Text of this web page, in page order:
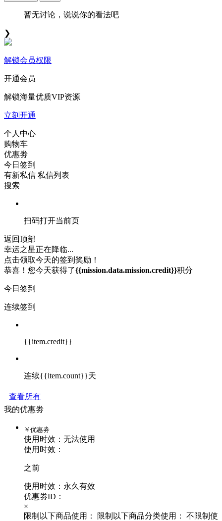
暂无讨论，说说你的看法吧
❯
解锁会员权限
开通会员
解锁海量优质VIP资源
立刻开通
个人中心
购物车
优惠劵
今日签到
有新私信 私信列表
搜索
扫码打开当前页
返回顶部
幸运之星正在降临...
点击领取今天的签到奖励！
恭喜！您今天获得了{{mission.data.mission.credit}}积分
今日签到
连续签到
{{item.credit}}
连续{{item.count}}天
查看所有
我的优惠劵
￥ 优惠劵
使用时效： 无法使用
使用时效：
之前
使用时效：永久有效
优惠劵ID：
×
限制以下商品使用：
限制以下商品分类使用：
不限制使